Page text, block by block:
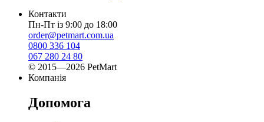
Контакти
Пн-Пт із 9:00 до 18:00
order@petmart.com.ua
0800 336 104
067 280 24 80
© 2015—2026 PetMart
Компанія
Допомога